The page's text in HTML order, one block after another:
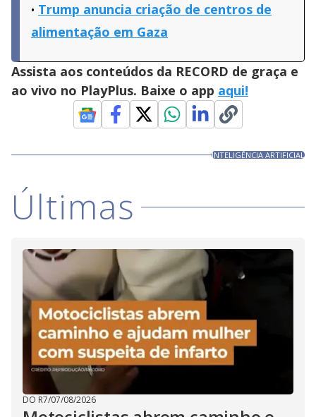
Trump anuncia criação de centros de
alimentação em Gaza
Assista aos conteúdos da RECORD de graça e
ao vivo no PlayPlus. Baixe o app aqui!
INTELIGÊNCIA ARTIFICIAL
Últimas
DO R7/07/08/2026